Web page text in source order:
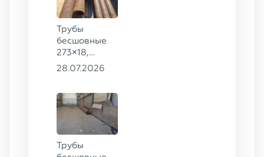
Трубы
бесшовные
273×18,
168×12 ГОСТ
28.07.2026
Трубы